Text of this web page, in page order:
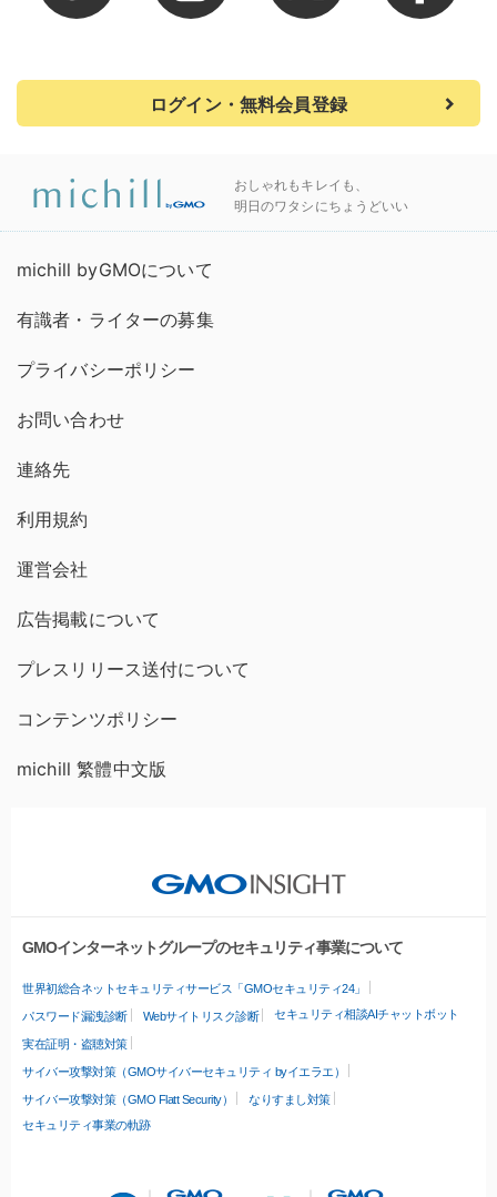
ログイン・無料会員登録
おしゃれもキレイも、
明日のワタシにちょうどいい
michill byGMOについて
有識者・ライターの募集
プライバシーポリシー
お問い合わせ
連絡先
利用規約
運営会社
広告掲載について
プレスリリース送付について
コンテンツポリシー
michill 繁體中文版
GMOインターネットグループのセキュリティ事業について
世界初総合ネットセキュリティサービス「GMOセキュリティ24」
パスワード漏洩診断 Webサイトリスク診断 セキュリティ相談AIチャットボット
実在証明・盗聴対策
サイバー攻撃対策（GMOサイバーセキュリティ byイエラエ）
サイバー攻撃対策（GMO Flatt Security）
なりすまし対策
セキュリティ事業の軌跡